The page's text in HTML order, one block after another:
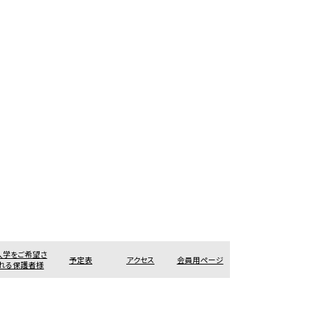
学をご希望さ
る保護者様
予定表 アクセス 会員用ページ